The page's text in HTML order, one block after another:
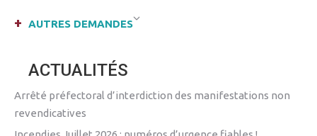
AUTRES DEMANDES
ACTUALITÉS
Arrêté préfectoral d’interdiction des manifestations non
revendicatives